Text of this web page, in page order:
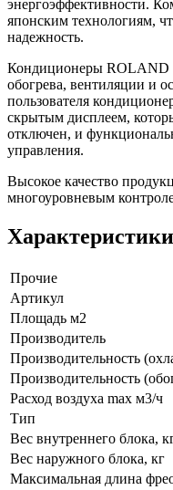
энергоэффективности.
японским технологиям,
надежность.
Кондиционеры ROLAND
обогрева, вентиляции и
пользователя
скрытым дисплеем,
отключен, и
управления.
Высокое качество
многоуровневым
Характеристики
Прочие
Артикул
Площадь м2
Производитель
Производительность
Производительность
Расход воздуха max м3/ч
Тип
Вес внутреннего блока,
Вес наружного блока, кг
Максимальная длина